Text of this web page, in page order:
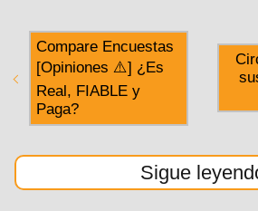
Compare Encuestas
[Opiniones ⚠️] ¿Es
Real, FIABLE y
Paga?
Sigue